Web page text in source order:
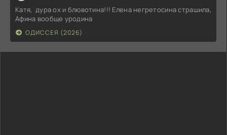
Катя, дура ох и блювотина!!! Елена негретосина страшила,
Афина вообще уродина
ОДИССЕЯ (2026)